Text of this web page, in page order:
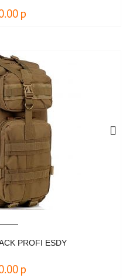
р
PROFI ESDY
р